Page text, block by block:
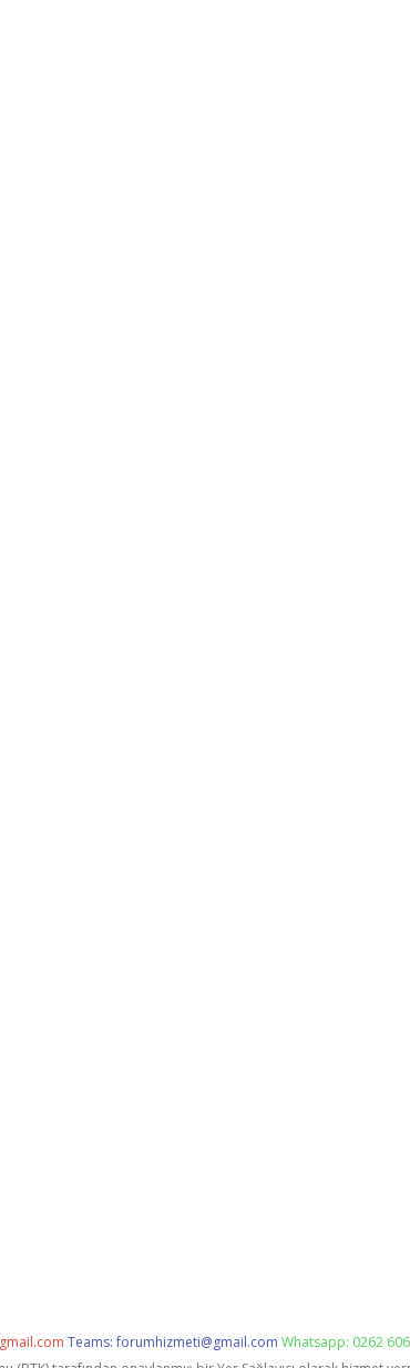
Teams:forumhizmeti@gmail.com Whatsapp: 0262